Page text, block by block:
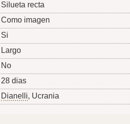
Silueta recta
Como imagen
Si
Largo
No
28 dias
Dianelli, Ucrania